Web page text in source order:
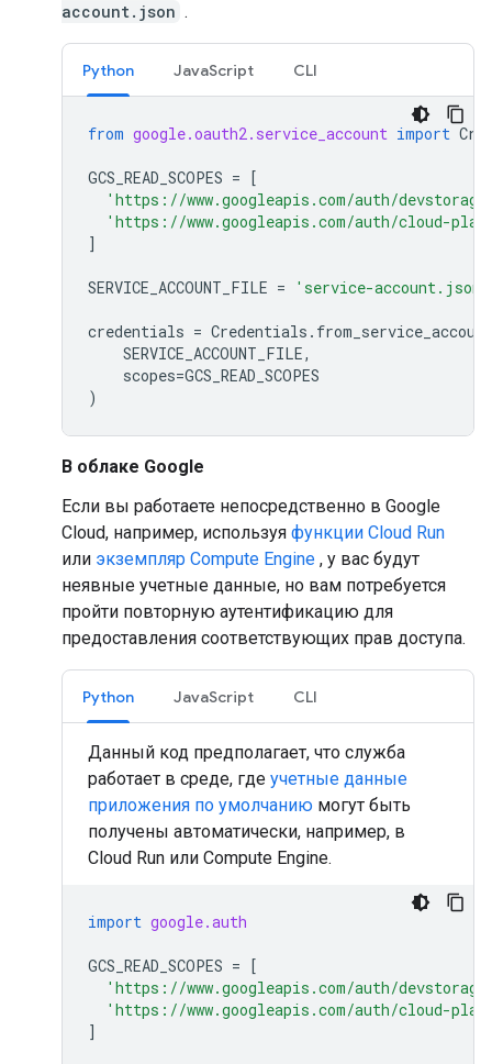
account.json .
Python JavaScript CLI
from google.oauth2.service_account import
GCS_READ_SCOPES = [
'https://www.googleapis.com/auth/
'https://www.googleapis.com/auth/cloud-
]
SERVICE_ACCOUNT_FILE = 'service-account.json'
credentials = Credentials .
SERVICE_ACCOUNT_FILE,
scopes=GCS_READ_SCOPES
)
В облаке Google
Если вы работаете непосредственно в Google
Cloud, например, используя функции Cloud Run
или экземпляр Compute Engine , у вас будут
неявные учетные данные, но вам потребуется
пройти повторную аутентификацию для
предоставления соответствующих прав доступа.
Python JavaScript CLI
Данный код предполагает, что служба
работает в среде, где учетные данные
приложения по умолчанию могут быть
получены автоматически, например, в
Cloud Run или Compute Engine.
import google.auth
GCS_READ_SCOPES = [
'https://www.googleapis.com/auth/
'https://www.googleapis.com/auth/cloud-
]